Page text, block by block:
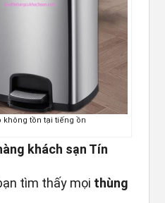
không tồn tại tiếng ồn
khách sạn Tín
tìm thấy mọi thùng